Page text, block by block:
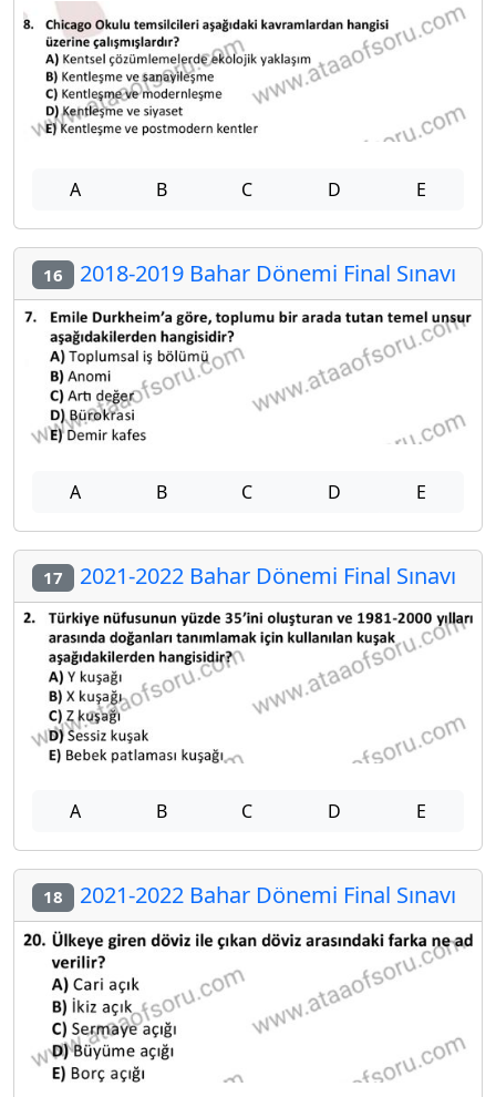
A B C D E
16 2018-2019 Bahar Dönemi Final Sınavı
A B C D E
17 2021-2022 Bahar Dönemi Final Sınavı
A B C D E
18 2021-2022 Bahar Dönemi Final Sınavı